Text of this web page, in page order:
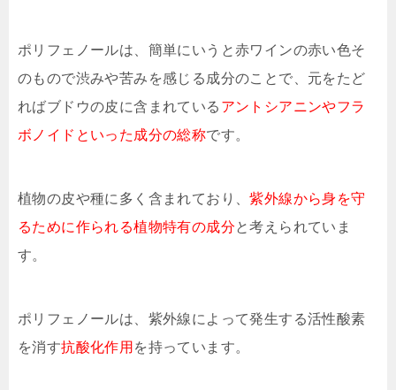
ポリフェノールは、簡単にいうと赤ワインの赤い色そ
のもので渋みや苦みを感じる成分のことで、元をたど
ればブドウの皮に含まれている アントシアニンやフラ
ボノイドといった成分の総称です。
植物の皮や種に多く含まれており、紫外線から身を守
るために作られる植物特有の成分と考えられていま
す。
ポリフェノールは、紫外線によって発生する活性酸素
を消す抗酸化作用 を持っています。